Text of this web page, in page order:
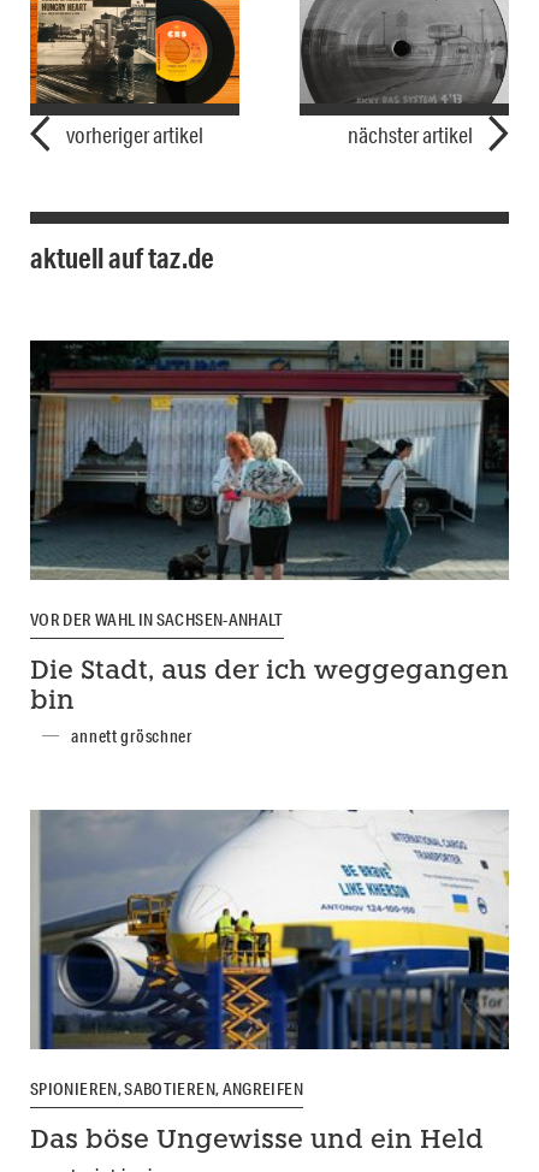
vorheriger artikel nächster artikel
aktuell auf taz.de
VOR DER WAHL IN SACHSEN-ANHALT
Die Stadt, aus der ich weggegangen
bin
annett gröschner
SPIONIEREN, SABOTIEREN, ANGREIFEN
Das böse Ungewisse und ein Held